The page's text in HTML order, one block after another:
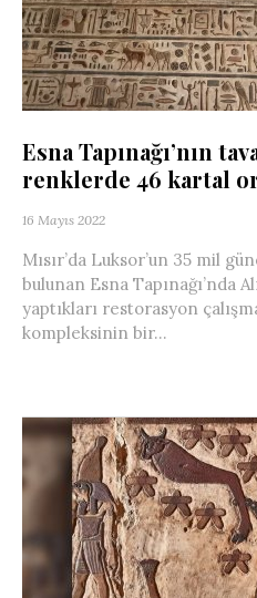
Esna Tapınağı’nın
renklerde 46 kartal
16 Mayıs 2022
Mısır’da Luksor’un 35 mil
bulunan Esna Tapınağı’nda
yaptıkları restorasyon
kompleksinin bir...